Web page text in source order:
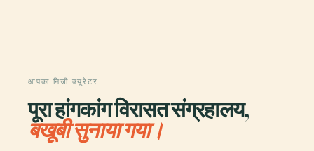
आपका निजी क्यूरेटर
पूरा हांगकांग विरासत संग्रहालय,
बखूबी सुनाया गया।